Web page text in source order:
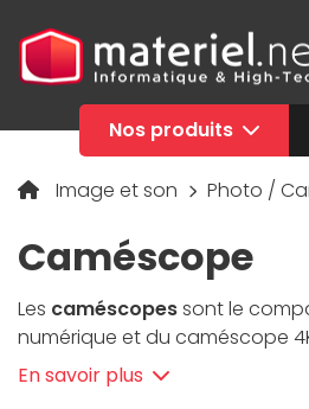
Nos produits
Image et son Photo /
Caméscope
Les caméscopessont le
numérique et du caméscope
En savoir plus